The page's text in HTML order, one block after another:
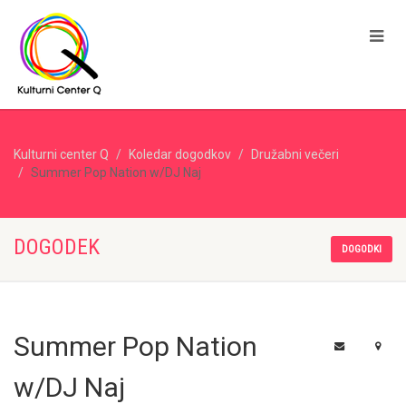
Kulturni center Q Koledar dogodkov
Družabni večeri
Summer Pop Nation w/DJ Naj
DOGODEK DOGODKI
Summer Pop Nation
w/DJ Naj